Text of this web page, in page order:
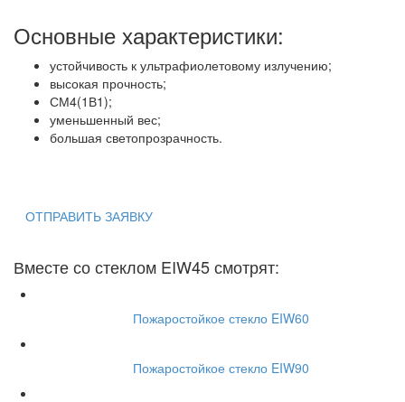
Основные характеристики:
устойчивость к ультрафиолетовому излучению;
высокая прочность;
СМ4(1В1);
уменьшенный вес;
большая светопрозрачность.
ОТПРАВИТЬ ЗАЯВКУ
Вместе со стеклом EIW45 смотрят:
Пожаростойкое стекло EIW60
Пожаростойкое стекло EIW90